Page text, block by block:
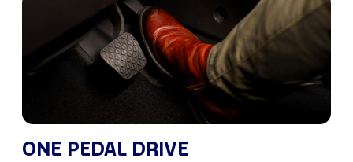
ONE PEDAL DRIVE